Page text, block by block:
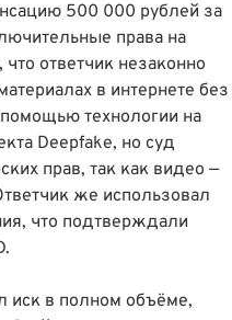
500 000 рублей за
права на
ответчик незаконно
в интернете без
технологии на
Deepfake, но суд
прав, так как видео —
же использовал
что подтверждали
иск в полном объëме,